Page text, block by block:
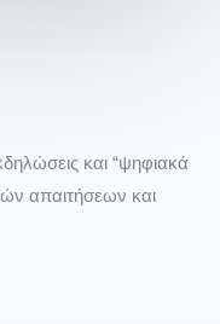
και “ψηφιακά
απαιτήσεων και